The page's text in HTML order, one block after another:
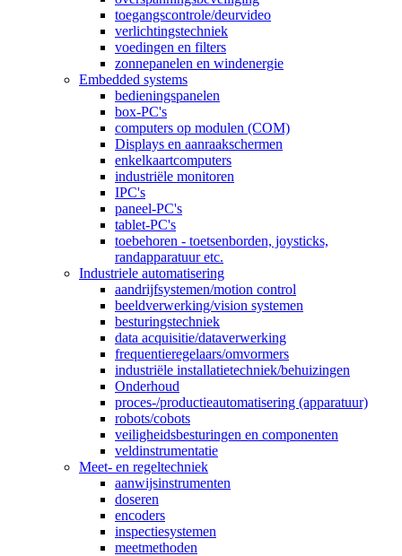
toegangscontrole/deurvideo
verlichtingstechniek
voedingen en filters
zonnepanelen en windenergie
Embedded systems
bedieningspanelen
box-PC's
computers op modulen (COM)
Displays en aanraakschermen
enkelkaartcomputers
industriële monitoren
IPC's
paneel-PC's
tablet-PC's
toebehoren - toetsenborden, joysticks,
randapparatuur etc.
Industriele automatisering
aandrijfsystemen/motion control
beeldverwerking/vision systemen
besturingstechniek
data acquisitie/dataverwerking
frequentieregelaars/omvormers
industriële installatietechniek/behuizingen
Onderhoud
proces-/productieautomatisering (apparatuur)
robots/cobots
veiligheidsbesturingen en componenten
veldinstrumentatie
Meet- en regeltechniek
aanwijsinstrumenten
doseren
encoders
inspectiesystemen
meetmethoden